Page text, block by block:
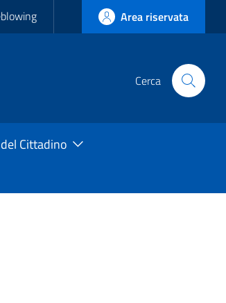
Area riservata
Cerca
Cerca
sito
Cittadino